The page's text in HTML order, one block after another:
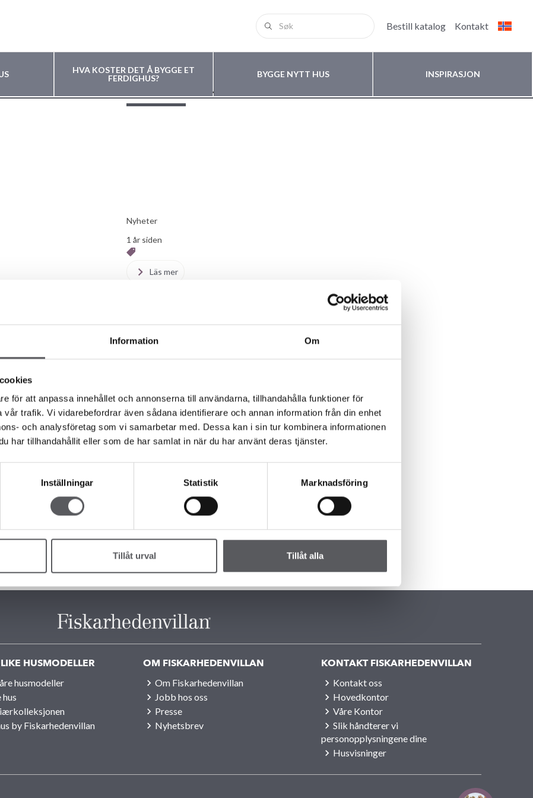
Information Om
för att anpassa innehållet och annonserna till användarna, tillhandahålla funktioner för
trafik. Vi vidarebefordrar även sådana identifierare och annan information från din enhet
och analysföretag som vi samarbetar med. Dessa kan i sin tur kombinera informationen
har tillhandahållit eller som de har samlat in när du har använt deras tjänster.
Inställningar Statistik Marknadsföring
Tillåt urval Tillåt alla
Bestill katalog Kontakt
HVA KOSTER DET Å BYGGE ET
FERDIGHUS?
BYGGE NYTT HUS INSPIRASJON
component.post.more.news
Nyheter
1 år siden
Läs mer
FISKARHEDENVILLAN
PÅ
Läs mer
MesserNyheter
TRONDHEIM
boligmesse
Läs mer
HUSMODELLER
husmodeller
hus
by Fiskarhedenvillan
OM FISKARHEDENVILLAN
Om Fiskarhedenvillan
Jobb hos oss
Presse
Nyhetsbrev
KONTAKT FISKARHEDENVILLAN
Kontakt oss
Hovedkontor
Våre Kontor
Slik håndterer vi
personopplysningene dine
Husvisninger